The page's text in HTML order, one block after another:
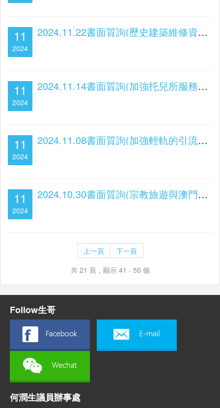
11
2024
2024.11.22書面質詢(歷史建築維修資助計劃與文化遺產保護)
11
2024
2024.11.14書面質詢(加強托兒所服務質量)
11
2024
2024.11.08書面質詢(加強輕軌的引流及分流作用)
11
2024
2024.10.30書面質詢(宗教旅遊與澳門土地信俗)
上一頁
下一頁
共 21 頁，顯示 41 - 50 個
Follow生哥
何潤生議員辦事處